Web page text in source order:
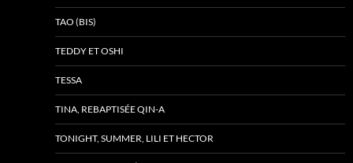
TAO (BIS)
TEDDY ET OSHI
TESSA
TINA, REBAPTISÉE QIN-A
TONIGHT, SUMMER, LILI ET HECTOR